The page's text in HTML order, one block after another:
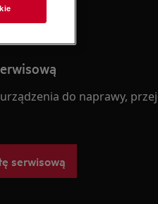
do naprawy,
serwisową